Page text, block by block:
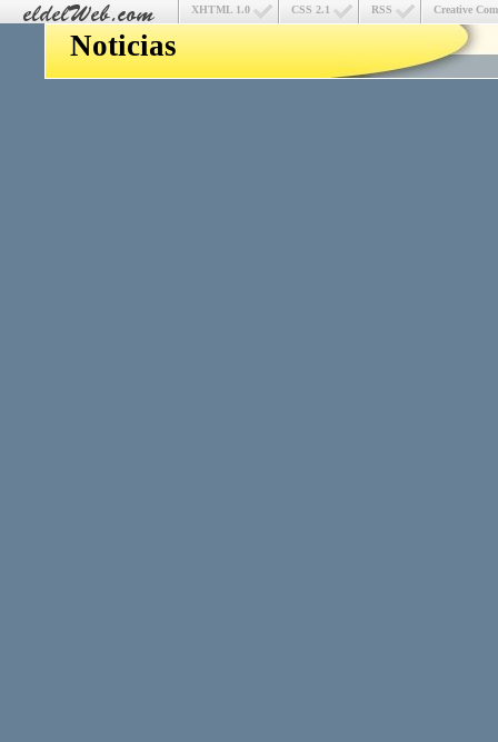
Creative
RSS
CSS 2.1
XHTML 1.0
Noticias